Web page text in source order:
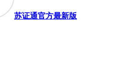
苏证通官方最新版